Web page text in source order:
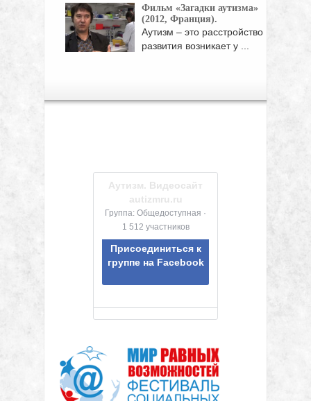
Фильм «Загадки аутизма»
(2012, Франция).
Аутизм – это расстройство
развития возникает у ...
Аутизм. Видеосайт
autizmru.ru
Группа: Общедоступная ·
1 512 участников
Присоединиться к
группе на Facebook